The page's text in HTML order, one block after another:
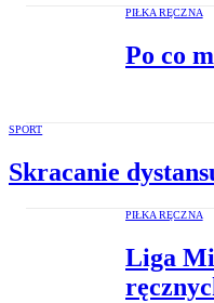
PIŁKA RĘCZNA
Po co
SPORT
Skracanie
PIŁKA RĘCZNA
Liga